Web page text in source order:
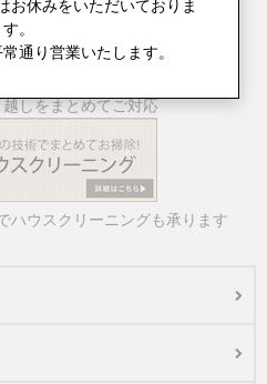
しをまとめてご対応
ハウスクリーニングも承ります
お休みをいただいておりま
す。
通り営業いたします。